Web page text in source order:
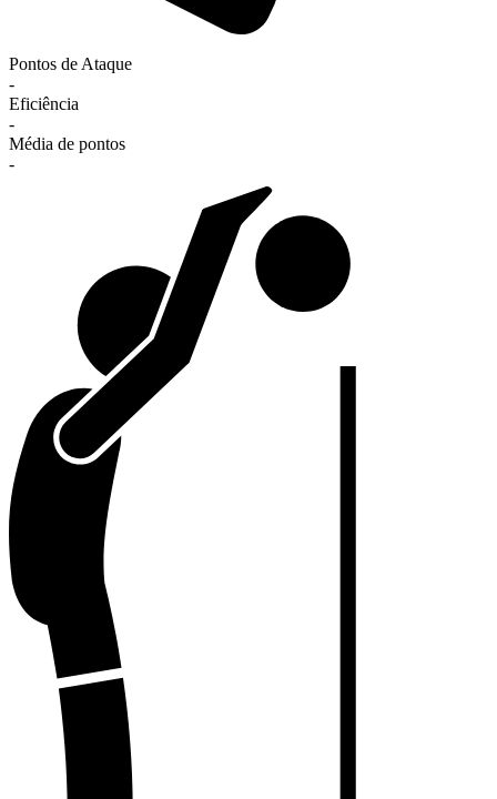
Pontos de Ataque
-
Eficiência
-
Média de pontos
-